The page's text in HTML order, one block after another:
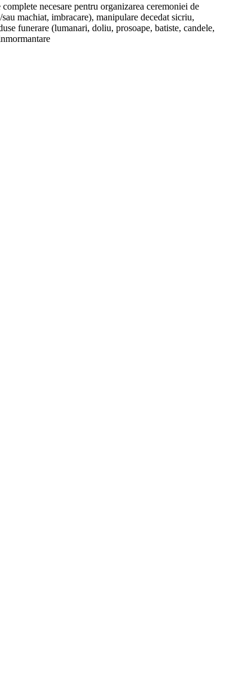
necesare pentru organizarea ceremoniei de
machiat, imbracare), manipulare decedat sicriu,
funerare (lumanari, doliu, prosoape, batiste, candele,